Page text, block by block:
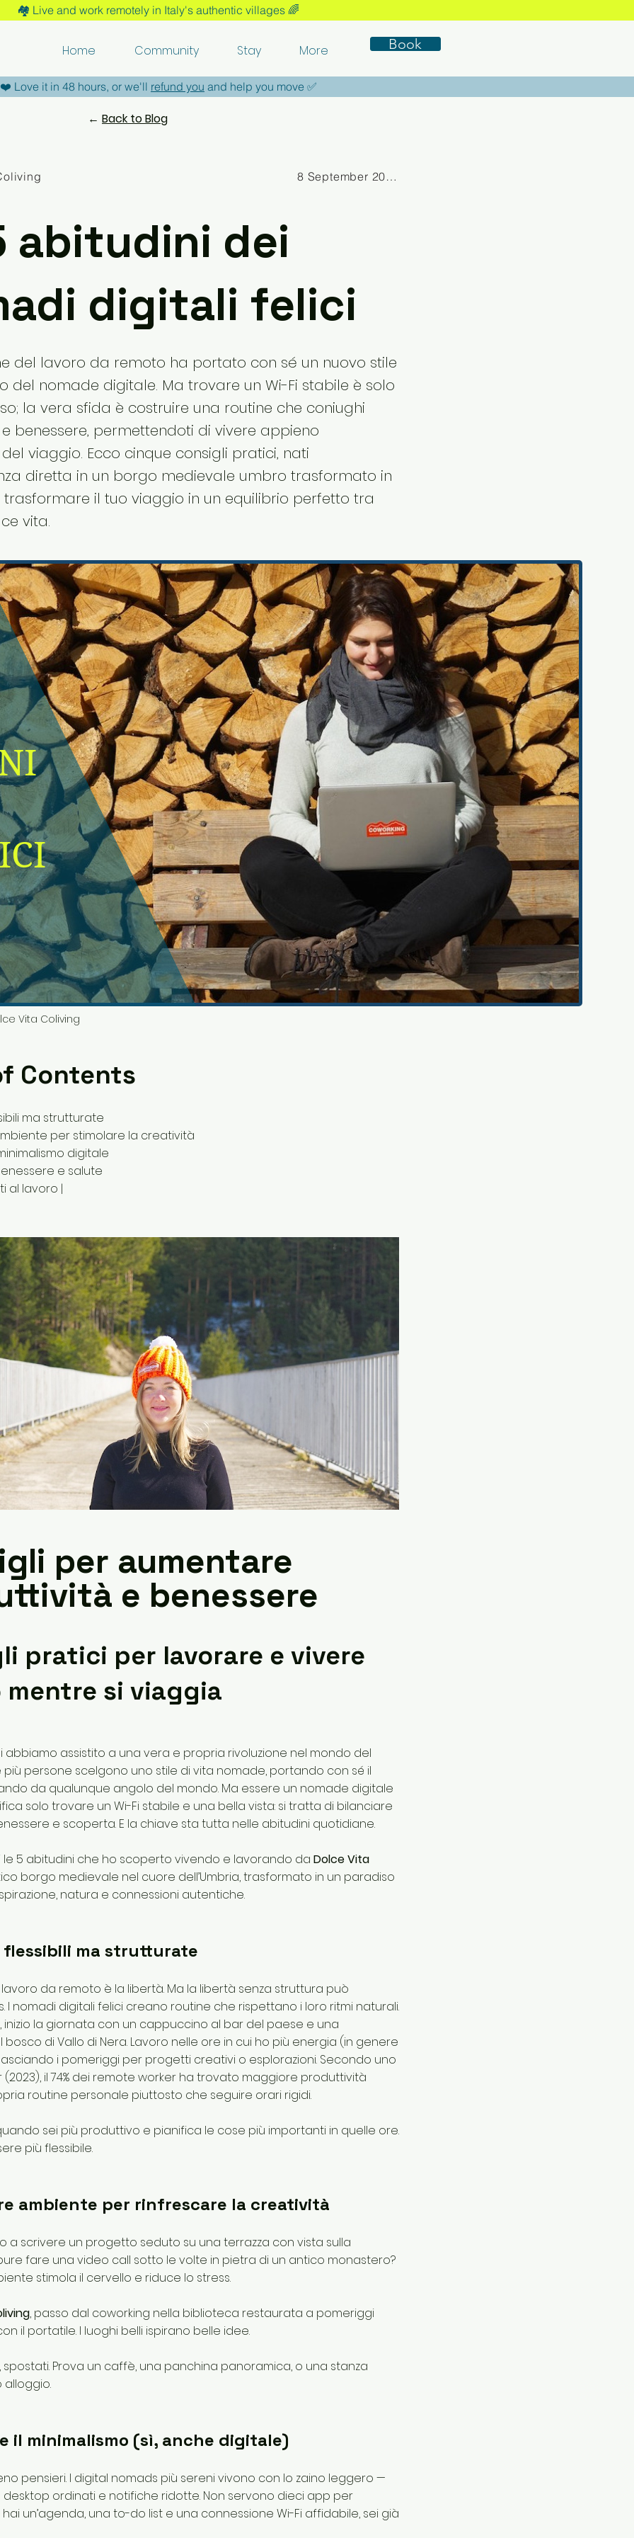
🏘️​ Live and work remotely in Italy's authentic villages 🌈​
Home Community Stay More Book
​❤️​ Love it in 48 hours, or we'll refund you and help you move ​✅​
← Back to Blog
8 September 2025
abitudini dei
digitali felici
del lavoro da remoto ha portato con sé un nuovo stile
del nomade digitale. Ma trovare un Wi-Fi stabile è solo
la vera sfida è costruire una routine che coniughi
benessere, permettendoti di vivere appieno
viaggio. Ecco cinque consigli pratici, nati
diretta in un borgo medievale umbro trasformato in
trasformare il tuo viaggio in un equilibrio perfetto tra
vita.
Vita Coliving
Contents
ma strutturate
per stimolare la creatività
digitale
e salute
al lavoro |
per aumentare
e benessere
pratici per lavorare e vivere
mentre si viaggia
abbiamo assistito a una vera e propria rivoluzione nel mondo del
più persone scelgono uno stile di vita nomade, portando con sé il
da qualunque angolo del mondo. Ma essere un nomade digitale
solo trovare un Wi-Fi stabile e una bella vista: si tratta di bilanciare
e scoperta. E la chiave sta tutta nelle abitudini quotidiane.
le 5 abitudini che ho scoperto vivendo e lavorando da Dolce Vita
borgo medievale nel cuore dell’Umbria, trasformato in un paradiso
natura e connessioni autentiche.
flessibili ma strutturate
lavoro da remoto è la libertà. Ma la libertà senza struttura può
I nomadi digitali felici creano routine che rispettano i loro ritmi naturali.
inizio la giornata con un cappuccino al bar del paese e una
di Vallo di Nera. Lavoro nelle ore in cui ho più energia (in genere
lasciando i pomeriggi per progetti creativi o esplorazioni. Secondo uno
(2023), il 74% dei remote worker ha trovato maggiore produttività
routine personale piuttosto che seguire orari rigidi.
sei più produttivo e pianifica le cose più importanti in quelle ore.
più flessibile.
ambiente per rinfrescare la creatività
a scrivere un progetto seduto su una terrazza con vista sulla
fare una video call sotto le volte in pietra di un antico monastero?
stimola il cervello e riduce lo stress.
, passo dal coworking nella biblioteca restaurata a pomeriggi
il portatile. I luoghi belli ispirano belle idee.
Prova un caffè, una panchina panoramica, o una stanza
alloggio.
il minimalismo (sì, anche digitale)
pensieri. I digital nomads più sereni vivono con lo zaino leggero —
ordinati e notifiche ridotte. Non servono dieci app per
hai un’agenda, una to-do list e una connessione Wi-Fi affidabile, sei già